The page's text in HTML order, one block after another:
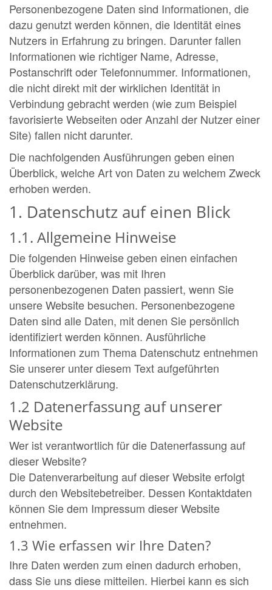
Personenbezogene Daten sind Informationen, die
dazu genutzt werden können, die Identität eines
Nutzers in Erfahrung zu bringen. Darunter fallen
Informationen wie richtiger Name, Adresse,
Postanschrift oder Telefonnummer. Informationen,
die nicht direkt mit der wirklichen Identität in
Verbindung gebracht werden (wie zum Beispiel
favorisierte Webseiten oder Anzahl der Nutzer einer
Site) fallen nicht darunter.
Die nachfolgenden Ausführungen geben einen
Überblick, welche Art von Daten zu welchem Zweck
erhoben werden.
1. Datenschutz auf einen Blick
1.1. Allgemeine Hinweise
Die folgenden Hinweise geben einen einfachen
Überblick darüber, was mit Ihren
personenbezogenen Daten passiert, wenn Sie
unsere Website besuchen. Personenbezogene
Daten sind alle Daten, mit denen Sie persönlich
identifiziert werden können. Ausführliche
Informationen zum Thema Datenschutz entnehmen
Sie unserer unter diesem Text aufgeführten
Datenschutzerklärung.
1.2 Datenerfassung auf unserer
Website
Wer ist verantwortlich für die Datenerfassung auf
dieser Website?
Die Datenverarbeitung auf dieser Website erfolgt
durch den Websitebetreiber. Dessen Kontaktdaten
können Sie dem Impressum dieser Website
entnehmen.
1.3 Wie erfassen wir Ihre Daten?
Ihre Daten werden zum einen dadurch erhoben,
dass Sie uns diese mitteilen. Hierbei kann es sich